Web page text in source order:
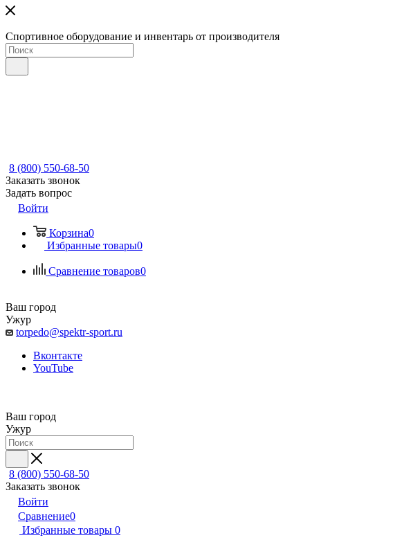
Спортивное оборудование и инвентарь от производителя
8 (800) 550-68-50
Заказать звонок
Задать вопрос
Войти
Корзина0
Избранные товары0
Сравнение товаров0
Ваш город
Ужур
torpedo@spektr-sport.ru
Вконтакте
YouTube
Ваш город
Ужур
8 (800) 550-68-50
Заказать звонок
Войти
Сравнение0
Избранные товары 0